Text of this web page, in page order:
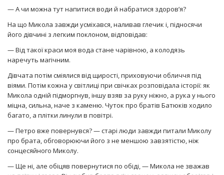
— А чи можна тут напитися води й набратися здоров’я?
На що Микола завжди усміхався, наливав глечик і, підносячи
його дівчині з легким поклоном, відповідав:
— Від такої краси моя вода стане чарівною, а колодязь
наречуть магічним.
Дівчата потім сміялися від щирості, приховуючи обличчя під
віями. Потім кожна у світлиці при свічках розповідала історії: як
Микола одній підморгнув, іншу взяв за руку ніжно, а рука у нього
міцна, сильна, наче з каменю. Чуток про братів Батюків ходило
багато, а плітки линули в повітрі.
— Петро вже повернувся? — старі люди завжди питали Миколу
про брата, обговорюючи його з не меншою завзятістю, ніж
сонцесяйного Миколу.
— Ще ні, але обіцяв повернутися по обіді, — Микола не зважав